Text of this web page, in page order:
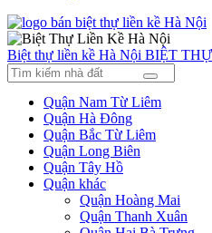
Biệt thự liền kề Hà Nội BIỆT
Quận Nam Từ Liêm
Quận Hà Đông
Quận Bắc Từ Liêm
Quận Long Biên
Quận Tây Hồ
Quận khác
Quận Hoàng Mai
Quận Thanh Xuân